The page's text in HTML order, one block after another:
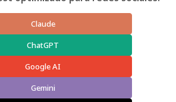
Claude
ChatGPT
Google AI
Gemini